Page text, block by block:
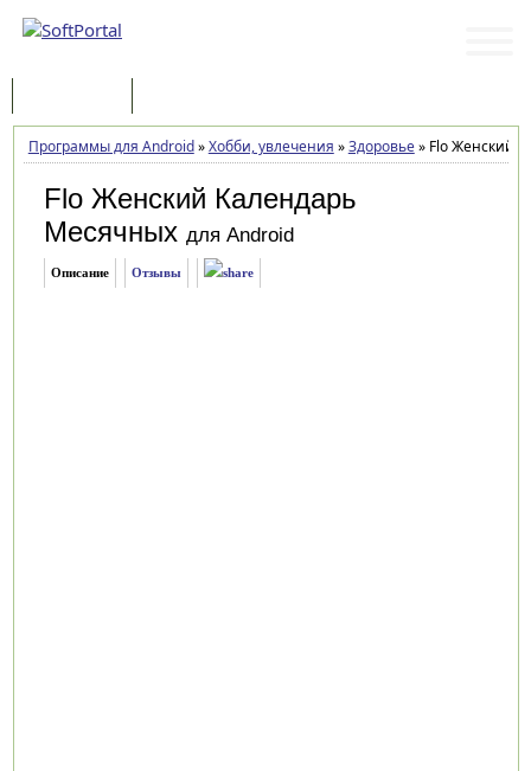
Программы для Android»Хобби, увлечения »Здоровье»Flo Женский
Flo Женский Календарь
Месячных для Android
Описание Отзывы